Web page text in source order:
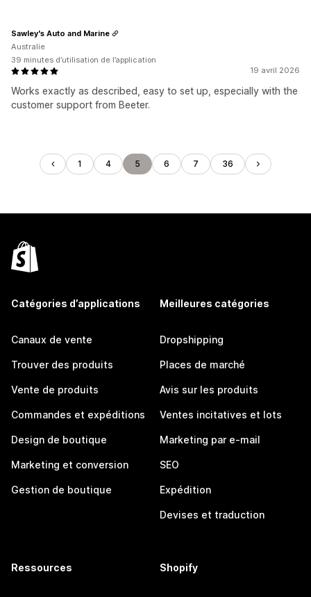
19 avril 2026
Works exactly as described, easy to set up, especially with the
customer support from Beeter.
Sawley's Auto and Marine
Australie
39 minutes d’utilisation de l’application
1 4 5 6 7 36
Catégories d’applications
Canaux de vente
Trouver des produits
Vente de produits
Commandes et expéditions
Design de boutique
Marketing et conversion
Gestion de boutique
Meilleures catégories
Dropshipping
Places de marché
Avis sur les produits
Ventes incitatives et lots
Marketing par e-mail
SEO
Expédition
Devises et traduction
Ressources Shopify